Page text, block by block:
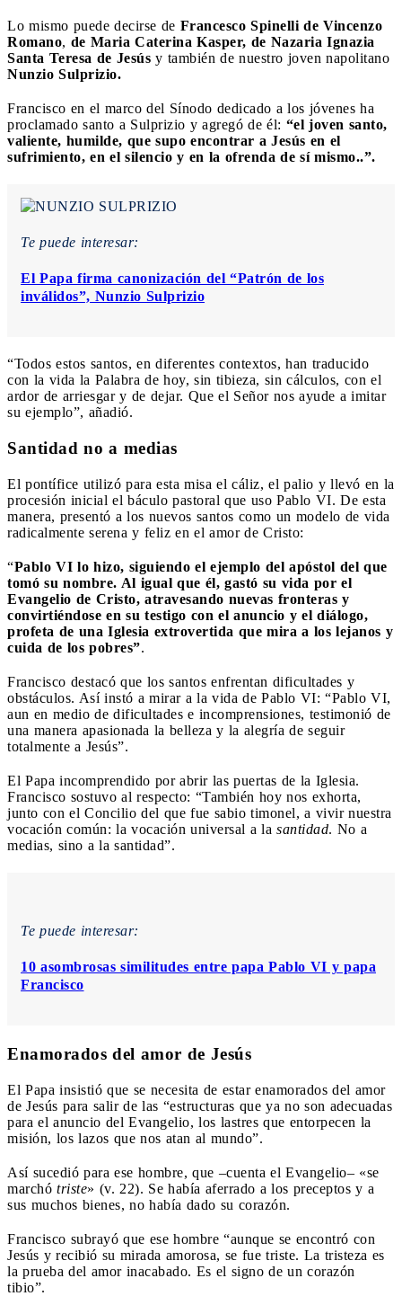
Lo mismo puede decirse de Francesco Spinelli de Vincenzo
Romano, de Maria Caterina Kasper, de Nazaria Ignazia
Santa Teresa de Jesús y también de nuestro joven napolitano
Nunzio Sulprizio.
Francisco en el marco del Sínodo dedicado a los jóvenes ha
proclamado santo a Sulprizio y agregó de él: “el joven santo,
valiente, humilde, que supo encontrar a Jesús en el
sufrimiento, en el silencio y en la ofrenda de sí mismo..”.
Te puede interesar:
El Papa firma canonización del “Patrón de los
inválidos”, Nunzio Sulprizio
“Todos estos santos, en diferentes contextos, han traducido
con la vida la Palabra de hoy, sin tibieza, sin cálculos, con el
ardor de arriesgar y de dejar. Que el Señor nos ayude a imitar
su ejemplo”, añadió.
Santidad no a medias
El pontífice utilizó para esta misa el cáliz, el palio y llevó en la
procesión inicial el báculo pastoral que uso Pablo VI. De esta
manera, presentó a los nuevos santos como un modelo de vida
radicalmente serena y feliz en el amor de Cristo:
“Pablo VI lo hizo, siguiendo el ejemplo del apóstol del que
tomó su nombre. Al igual que él, gastó su vida por el
Evangelio de Cristo, atravesando nuevas fronteras y
convirtiéndose en su testigo con el anuncio y el diálogo,
profeta de una Iglesia extrovertida que mira a los lejanos y
cuida de los pobres”.
Francisco destacó que los santos enfrentan dificultades y
obstáculos. Así instó a mirar a la vida de Pablo VI: “Pablo VI,
aun en medio de dificultades e incomprensiones, testimonió de
una manera apasionada la belleza y la alegría de seguir
totalmente a Jesús”.
El Papa incomprendido por abrir las puertas de la Iglesia.
Francisco sostuvo al respecto: “También hoy nos exhorta,
junto con el Concilio del que fue sabio timonel, a vivir nuestra
vocación común: la vocación universal a la santidad. No a
medias, sino a la santidad”.
Te puede interesar:
10 asombrosas similitudes entre papa Pablo VI y papa
Francisco
Enamorados del amor de Jesús
El Papa insistió que se necesita de estar enamorados del amor
de Jesús para salir de las “estructuras que ya no son adecuadas
para el anuncio del Evangelio, los lastres que entorpecen la
misión, los lazos que nos atan al mundo”.
Así sucedió para ese hombre, que –cuenta el Evangelio– «se
marchó triste» (v. 22). Se había aferrado a los preceptos y a
sus muchos bienes, no había dado su corazón.
Francisco subrayó que ese hombre “aunque se encontró con
Jesús y recibió su mirada amorosa, se fue triste. La tristeza es
la prueba del amor inacabado. Es el signo de un corazón
tibio”.